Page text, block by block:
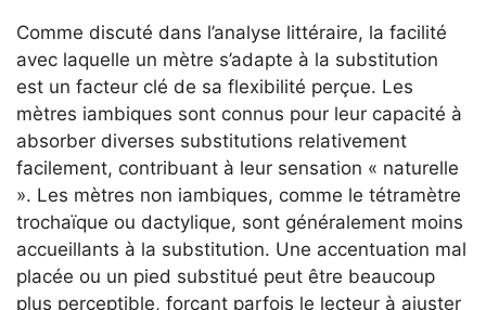
Comme discuté dans l’analyse littéraire, la facilité
avec laquelle un mètre s’adapte à la substitution
est un facteur clé de sa flexibilité perçue. Les
mètres iambiques sont connus pour leur capacité à
absorber diverses substitutions relativement
facilement, contribuant à leur sensation « naturelle
». Les mètres non iambiques, comme le tétramètre
trochaïque ou dactylique, sont généralement moins
accueillants à la substitution. Une accentuation mal
placée ou un pied substitué peut être beaucoup
plus perceptible, forçant parfois le lecteur à ajuster